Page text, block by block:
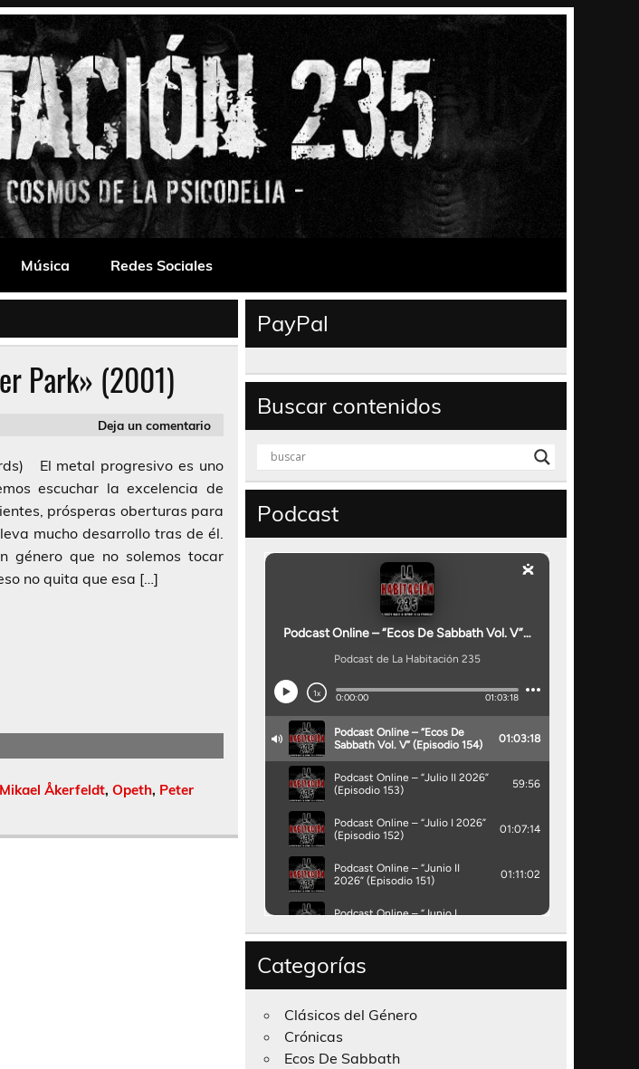
Música Redes Sociales
Park» (2001)
Deja un comentario
El metal progresivo es uno
escuchar la excelencia de
prósperas oberturas para
mucho desarrollo tras de él.
género que no solemos tocar
no quita que esa […]
Mikael Åkerfeldt, Opeth, Peter
PayPal
Buscar contenidos
Podcast
Categorías
Clásicos del Género
Crónicas
Ecos De Sabbath